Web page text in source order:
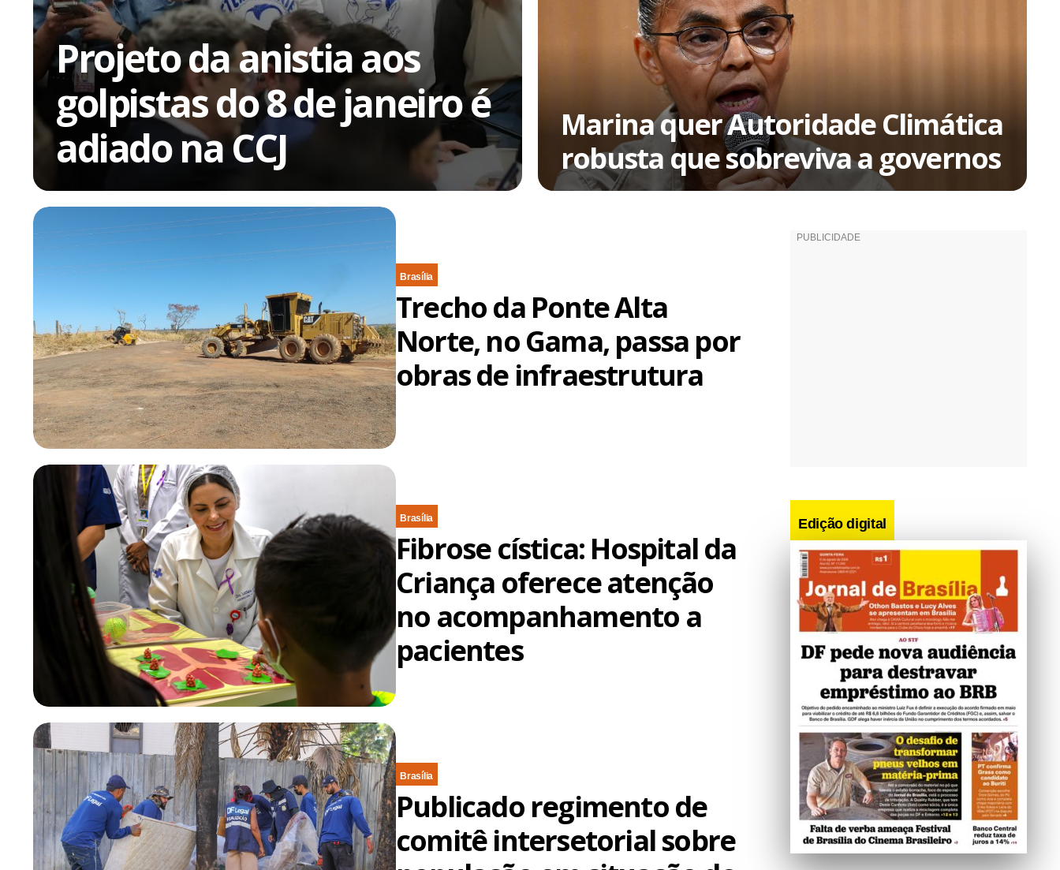
Projeto da anistia aos
golpistas do 8 de janeiro é
adiado na CCJ
Marina quer Autoridade Climática
robusta que sobreviva a governos
Brasília
Trecho da Ponte Alta
Norte, no Gama, passa por
obras de infraestrutura
Brasília
Fibrose cística: Hospital da
Criança oferece atenção
no acompanhamento a
pacientes
Brasília
Publicado regimento de
comitê intersetorial sobre
Edição digital